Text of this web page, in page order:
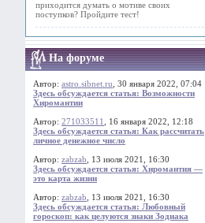
приходится думать о мотиве своих
поступков? Пройдите тест!
На форуме
Автор: astro.sibnet.ru , 30 января 2022, 07:04
Здесь обсуждается статья: Возможности
Хиромантии
Автор: 271033511
, 16 января 2022, 12:18
Здесь обсуждается статья: Как рассчитать
личное денежное число
Автор: zabzab , 13 июля 2021, 16:30
Здесь обсуждается статья: Хиромантия —
это карта жизни
Автор: zabzab , 13 июля 2021, 16:30
Здесь обсуждается статья: Любовный
гороскоп: как целуются знаки Зодиака